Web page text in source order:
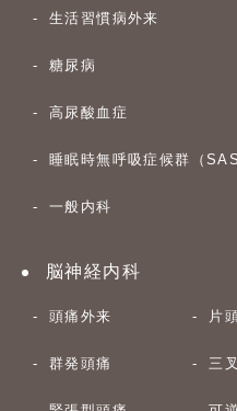
生活習慣病外来
糖尿病
高尿酸血症
睡眠時無呼吸症候群（SAS
一般内科
脳神経内科
頭痛外来 片
群発頭痛 三